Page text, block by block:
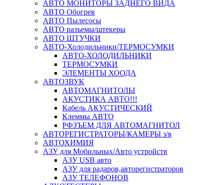
АВТО МОНИТОРЫ ЗАДНЕГО ВИДА
АВТО Обогрев
АВТО Пылесосы
АВТО разъемы/штекеры
АВТО ШТУЧКИ
АВТО-Холодильники/ТЕРМОСУМКИ
АВТО-ХОЛОДИЛЬНИКИ
ТЕРМОСУМКИ
ЭЛЕМЕНТЫ ХООДА
АВТОЗВУК
АВТОМАГНИТОЛЫ
АКУСТИКА АВТО!!!
Кабель АКУСТИЧЕСКИЙ
Клеммы АВТО
РФЗЪЕМ ДЛЯ АВТОМАГНИТОЛ
АВТОРЕГИСТРАТОРЫ/КАМЕРЫ з/в
АВТОХИМИЯ
АЗУ для Мобильных/Авто устройств
АЗУ USB авто
АЗУ для радаров,авторегистраторов
АЗУ ТЕЛЕФОНОВ